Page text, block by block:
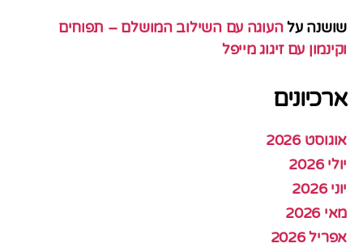
שושנה עלהעוגה עם השילוב המושלם – תפוחים
וקינמון עם זיגוג מייפל
ארכיונים
אוגוסט 2026
יולי 2026
יוני 2026
מאי 2026
אפריל 2026